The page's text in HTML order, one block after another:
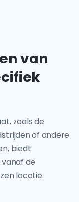
van
zoals de
of andere
biedt
de
locatie.